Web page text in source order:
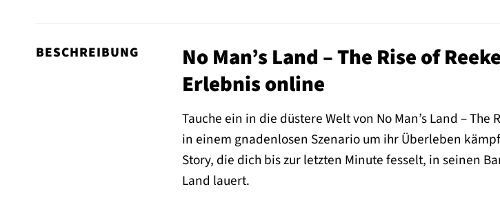
BESCHREIBUNG
No Man’s Land – The Rise of
Erlebnis online
Tauche ein in die düstere Welt von No Man’s Land –
in einem gnadenlosen Szenario um ihr Überleben
Story, die dich bis zur letzten Minute fesselt, in seinen
Land lauert.